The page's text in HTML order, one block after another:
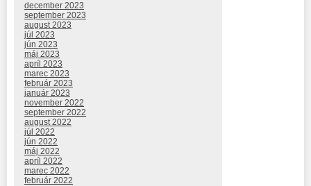
december 2023
september 2023
august 2023
júl 2023
jún 2023
máj 2023
apríl 2023
marec 2023
február 2023
január 2023
november 2022
september 2022
august 2022
júl 2022
jún 2022
máj 2022
apríl 2022
marec 2022
február 2022